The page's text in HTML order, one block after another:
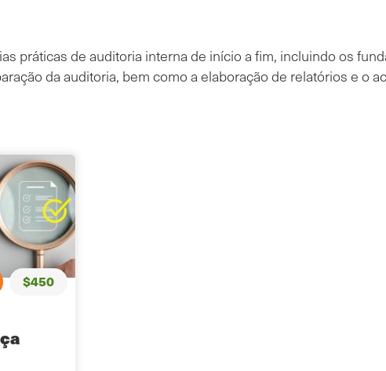
práticas de auditoria interna de início a fim, incluindo os
da auditoria, bem como a elaboração de relatórios e o
$450